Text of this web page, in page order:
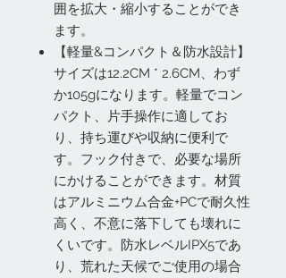
囲を拡大・縮小することができ
ます。
【軽量&コンパクト＆防水設計】
サイズは12.2CM * 2.6CM、わず
か105gになります。軽量でコン
パクト、片手操作に適してお
り、持ち運びや収納に便利で
す。フック付きで、必要な場所
にかけることができます。材質
はアルミニウム合金+PCで耐久性
高く、不意に落下しても壊れに
くいです。防水レベルIPX5であ
り、荒れた天候でご使用の場合